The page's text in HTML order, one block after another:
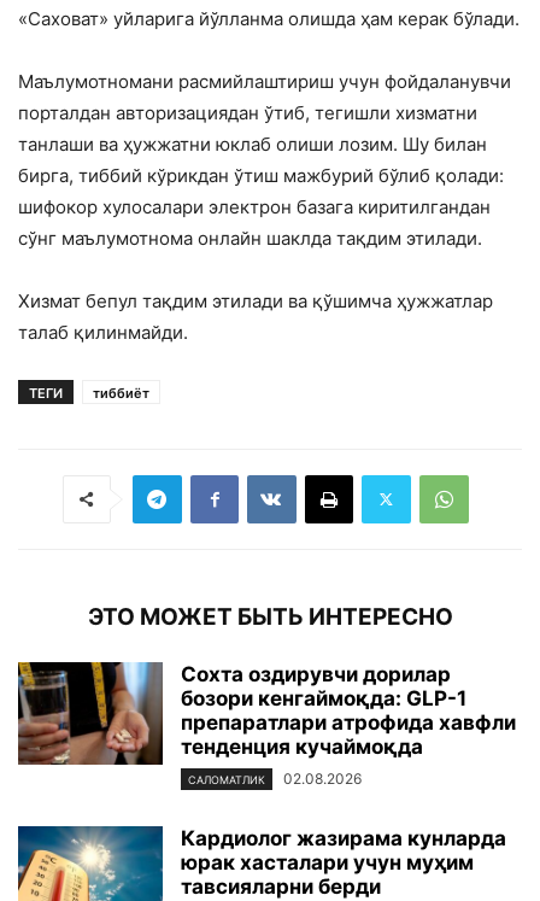
«Саховат» уйларига йўлланма олишда ҳам керак бўлади.
Маълумотномани расмийлаштириш учун фойдаланувчи
порталдан авторизациядан ўтиб, тегишли хизматни
танлаши ва ҳужжатни юклаб олиши лозим. Шу билан
бирга, тиббий кўрикдан ўтиш мажбурий бўлиб қолади:
шифокор хулосалари электрон базага киритилгандан
сўнг маълумотнома онлайн шаклда тақдим этилади.
Хизмат бепул тақдим этилади ва қўшимча ҳужжатлар
талаб қилинмайди.
ТЕГИ тиббиёт
ЭТО МОЖЕТ БЫТЬ ИНТЕРЕСНО
Сохта оздирувчи дорилар
бозори кенгаймоқда: GLP-1
препаратлари атрофида хавфли
тенденция кучаймоқда
САЛОМАТЛИК 02.08.2026
Кардиолог жазирама кунларда
юрак хасталари учун муҳим
тавсияларни берди